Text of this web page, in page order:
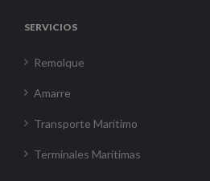
SERVICIOS
Remolque
Amarre
Transporte Marítimo
Terminales Marítimas